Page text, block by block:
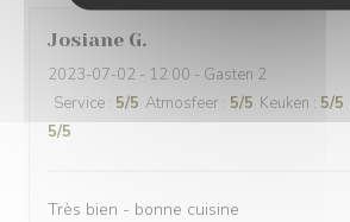
Josiane G
2023-07-02 - 12:00 - Gasten 2
Service : 5/5 Atmosfeer : 5/5 Keuken : 5/5
5/5
Très bien - bonne cuisine